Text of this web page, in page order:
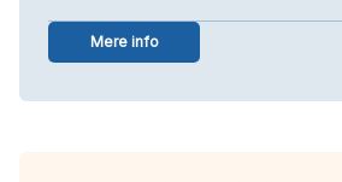
Mere info